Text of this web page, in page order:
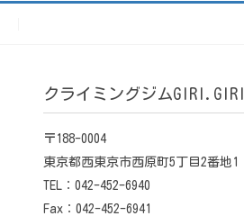
クライミングジムGIRI.GIRI
〒188-0004
東京都西東京市西原町5丁目2番地1
TEL：042-452-6940
Fax：042-452-6941